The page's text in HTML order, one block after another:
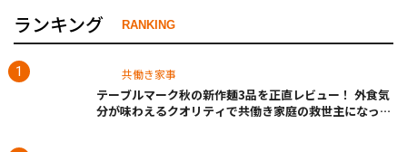
ランキング RANKING
共働き家事
テーブルマーク秋の新作麺3品を正直レビュー！ 外食気
分が味わえるクオリティで共働き家庭の救世主になって